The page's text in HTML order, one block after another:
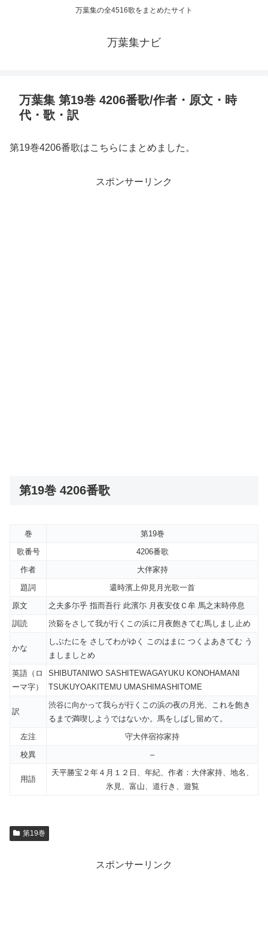
万葉集の全4516歌をまとめたサイト
万葉集ナビ
万葉集 第19巻 4206番歌/作者・原文・時
代・歌・訳
第19巻4206番歌はこちらにまとめました。
スポンサーリンク
第19巻 4206番歌
巻
第19巻
歌番号
4206番歌
作者
大伴家持
題詞
還時濱上仰見月光歌一首
原文
之夫多尓乎 指而吾行 此濱尓 月夜安伎Ｃ牟 馬之末時停息
訓読
渋谿をさして我が行くこの浜に月夜飽きてむ馬しまし止め
かな
しぶたにを さしてわがゆく このはまに つくよあきてむ う
ましましとめ
英語（ロ
ーマ字）
SHIBUTANIWO SASHITEWAGAYUKU KONOHAMANI
TSUKUYOAKITEMU UMASHIMASHITOME
訳
渋谷に向かって我らが行くこの浜の夜の月光、これを飽き
るまで満喫しようではないか。馬をしばし留めて。
左注
守大伴宿祢家持
校異
–
用語
天平勝宝２年４月１２日、年紀、作者：大伴家持、地名、
氷見、富山、道行き、遊覧
第19巻
スポンサーリンク